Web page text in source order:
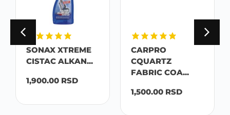
SONAX XTREME
CISTAC ALKAN...
1,900.00 RSD
CARPRO
CQUARTZ
FABRIC COA...
1,500.00 RSD